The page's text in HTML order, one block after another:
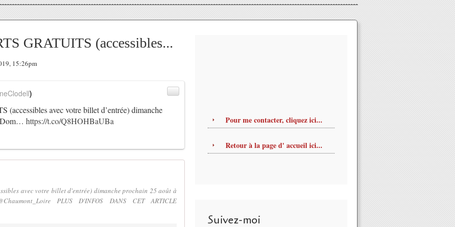
GRATUITS (accessibles...
15:26pm
avec votre billet d’entrée) dimanche
Dom… https://t.co/Q8HOHBaUBa
)
avec votre billet d'entrée) dimanche prochain 25 août à
PLUS D'INFOS DANS CET ARTICLE
Pour me contacter, cliquez ici...
Retour à la page d' accueil ici...
Suivez-moi